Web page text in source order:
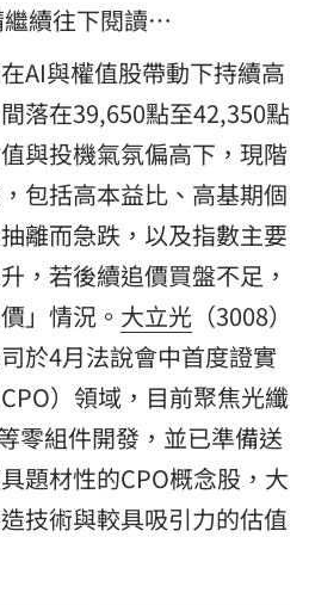
繼續往下閱讀…
AI與權值股帶動下持續高
落在39,650點至42,350點
與投機氣氛偏高下，現階
包括高本益比、高基期個
離而急跌，以及指數主要
，若後續追價買盤不足，
」情況。 大立光 （3008）
於4月法說會中首度證實
）領域，目前聚焦光纖
零組件開發，並已準備送
題材性的CPO概念股，大
技術與較具吸引力的估值